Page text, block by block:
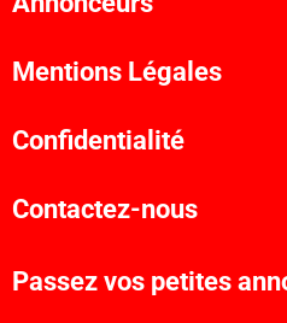
Mentions Légales
Confidentialité
Contactez-nous
Passez vos petites